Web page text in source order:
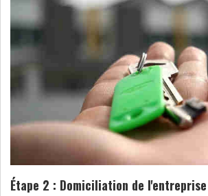
Étape 2 : Domiciliation de l'entreprise